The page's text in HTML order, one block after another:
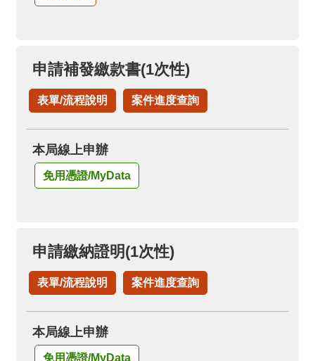
申請補發繳款書(1次性)
表單/流程說明 案件進度查詢
本局線上申辦
免用憑證/MyData
申請繳納證明(1次性)
表單/流程說明 案件進度查詢
本局線上申辦
免用憑證/MyData